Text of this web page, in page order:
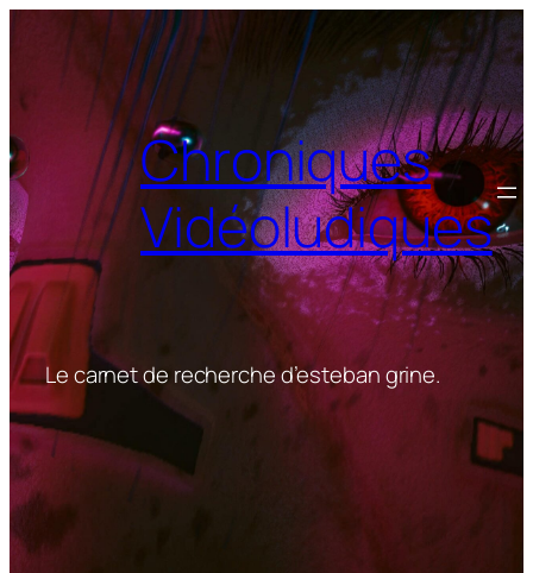
Chroniques
Vidéoludiques
Le carnet de recherche d’esteban grine.